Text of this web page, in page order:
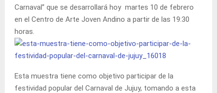
Carnaval” que se desarrollará hoy martes 10 de febrero
en el Centro de Arte Joven Andino a partir de las 19:30
horas.
Esta muestra tiene como objetivo participar de la
festividad popular del Carnaval de Jujuy, tomando a esta